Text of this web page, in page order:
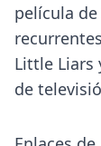
película de
Little Liars
de